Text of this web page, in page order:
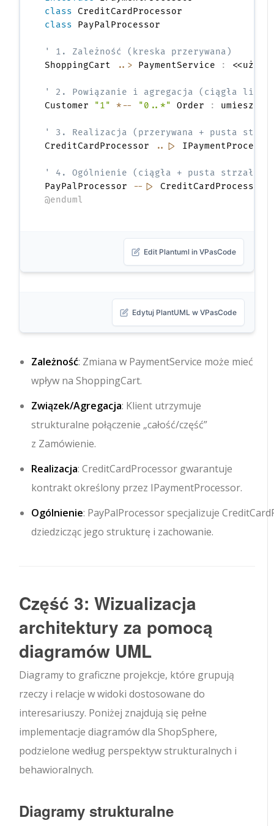
class
class PayPalProcessor
' 1. Zależność (kreska przerywana)
ShoppingCart
..> PaymentService :
' 2. Powiązanie i agregacja (ciągła linia
Customer
"1" *-- "0..*" Order : umieszcza
' 3. Realizacja (przerywana + pusta
CreditCardProcessor
..|>
' 4. Ogólnienie (ciągła + pusta strzałka)
PayPalProcessor
--|> CreditCardProcessor
@enduml
Edit Plantuml in VPasCode
Edytuj PlantUML w VPasCode
Zależność: Zmiana w PaymentService może mieć
wpływ naShoppingCart.
Związek/Agregacja: Klient utrzymuje
strukturalne połączenie „całość/część”
z Zamówienie.
Realizacja:CreditCardProcessor gwarantuje
kontrakt określony przez IPaymentProcessor.
Ogólnienie: PayPalProcessorspecjalizuje
dziedzicząc jego strukturę i zachowanie.
Część 3: Wizualizacja
architektury za pomocą
diagramów UML
Diagramy to graficzne projekcje, które grupują
rzeczy i relacje w widoki dostosowane do
interesariuszy. Poniżej znajdują się pełne
implementacje diagramów dla ShopSphere,
podzielone według perspektyw strukturalnych i
behawioralnych.
Diagramy strukturalne